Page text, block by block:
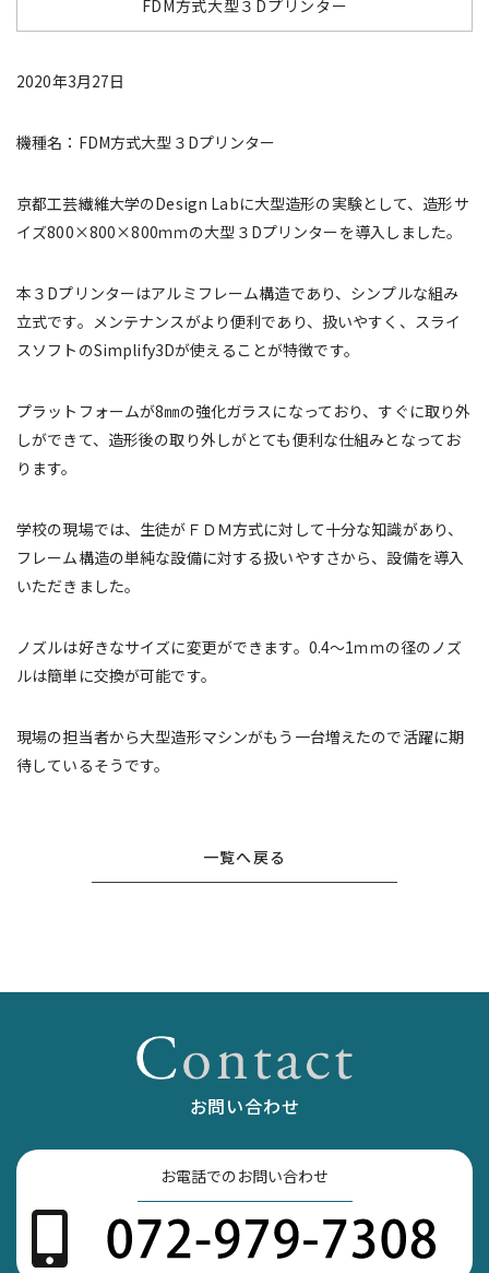
FDM方式大型３Dプリンター
2020年3月27日
機種名： FDM方式大型３ Dプリンター
京都工芸繊維大学のDesign Labに大型造形の実験として、造形サ
イズ800×800×800ｍｍの大型３ Dプリンターを導入しました。
本３ Dプリンターはアルミフレーム構造であり、シンプルな組み
立式です。メンテナンスがより便利であり、扱いやすく、スライ
スソフトのSimplify3Dが使えることが特徴です。
プラットフォームが8㎜の強化ガラスになっており、すぐに取り外
しができて、造形後の取り外しがとても便利な仕組みとなってお
ります。
学校の現場では、生徒がＦＤＭ方式に対して十分な知識があり、
フレーム構造の単純な設備に対する扱いやすさから、設備を導入
いただきました。
ノズルは好きなサイズに変更ができます。 0.4～1ｍｍの径のノズ
ルは簡単に交換が可能です。
現場の担当者から大型造形マシンがもう一台増えたので活躍に期
待しているそうです。
一覧へ戻る
お問い合わせ
お電話でのお問い合わせ